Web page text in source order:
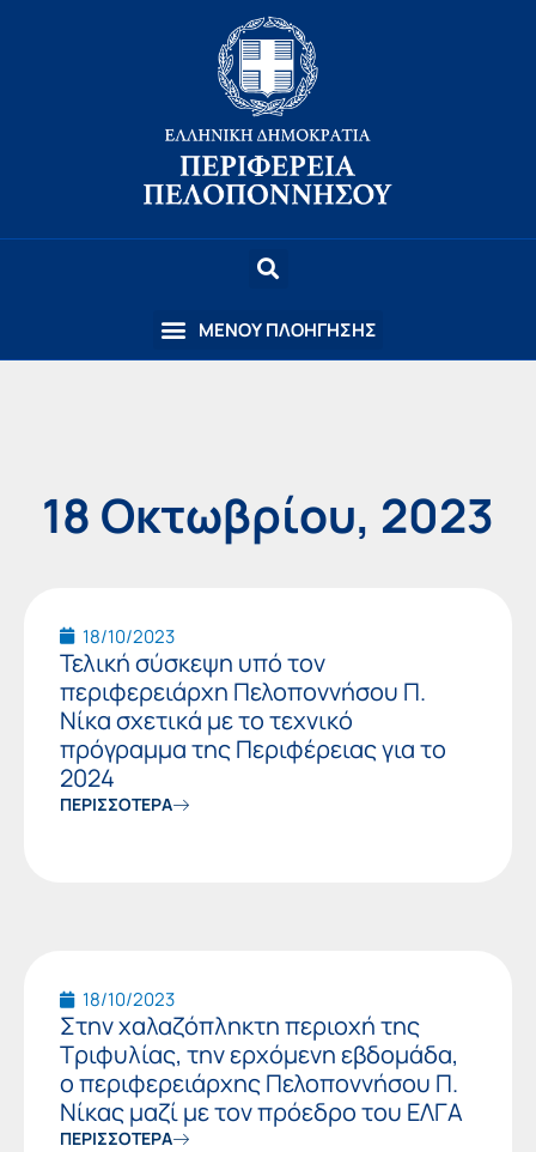
18 Οκτωβρίου, 2023
18/10/2023
Τελική σύσκεψη υπό τον
περιφερειάρχη Πελοποννήσου Π.
Νίκα σχετικά με το τεχνικό
πρόγραμμα της Περιφέρειας για το
2024
ΠΕΡΙΣΣΟΤΕΡΑ
18/10/2023
Στην χαλαζόπληκτη περιοχή της
Τριφυλίας, την ερχόμενη εβδομάδα,
ο περιφερειάρχης Πελοποννήσου Π.
Νίκας μαζί με τον πρόεδρο του ΕΛΓΑ
ΠΕΡΙΣΣΟΤΕΡΑ